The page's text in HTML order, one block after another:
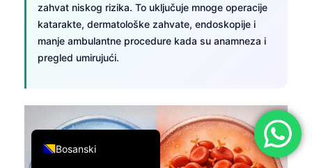
zahvat niskog rizika. To uključuje mnoge operacije
katarakte, dermatološke zahvate, endoskopije i
manje ambulantne procedure kada su anamneza i
pregled umirujući.
Bosanski
English
Deutsch
Français
Italiano